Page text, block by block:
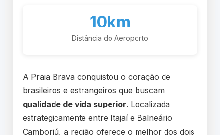
10km
Distância do Aeroporto
A Praia Brava conquistou o coração de
brasileiros e estrangeiros que buscam
qualidade de vida superior. Localizada
estrategicamente entre Itajaí e Balneário
Camboriú, a região oferece o melhor dos dois